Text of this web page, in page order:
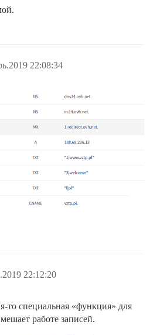
22:08:34
22:12:20
то специальная «функция» для
работе записей.